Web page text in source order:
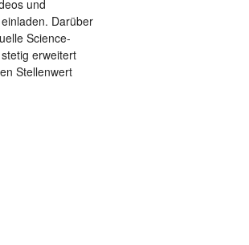
und
Darüber
Science-
erweitert
Stellenwert